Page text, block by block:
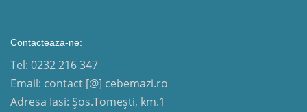
Contacteaza-ne:
Tel: 0232 216 347
Email: contact [@] cebemazi.ro
Adresa Iasi: Șos.Tomești, km.1